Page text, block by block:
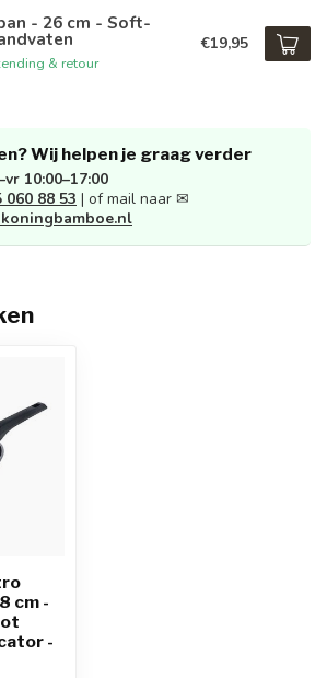
- 26 cm - Soft-
& retour
€19,95
Wij helpen je graag verder
10:00–17:00
060 88 53 | of mail naar ✉
cm -
-